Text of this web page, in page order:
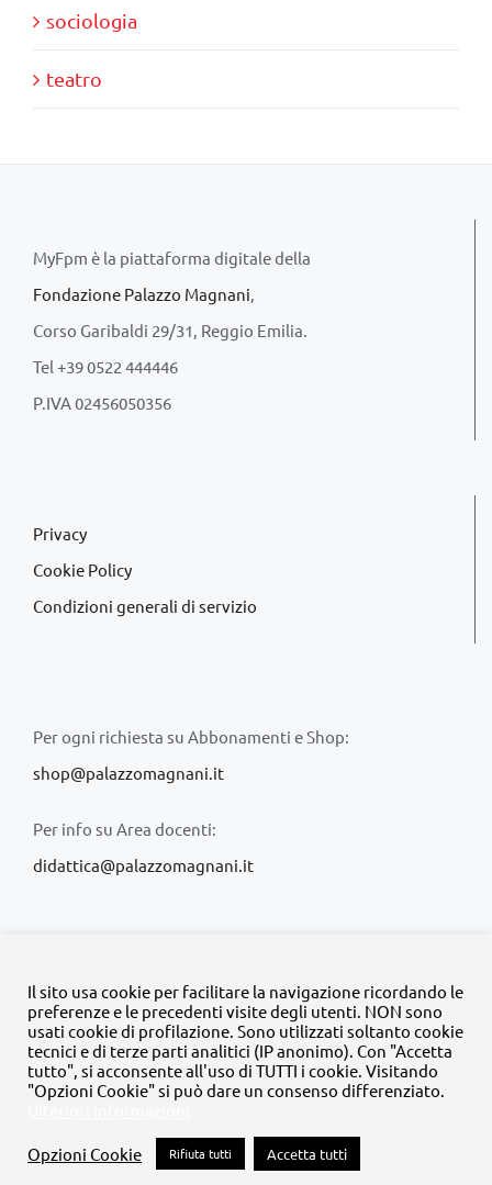
sociologia
teatro
MyFpm è la piattaforma digitale della
Fondazione Palazzo Magnani,
Corso Garibaldi 29/31, Reggio Emilia.
Tel +39 0522 444446
P.IVA 02456050356
Privacy
Cookie Policy
Condizioni generali di servizio
Per ogni richiesta su Abbonamenti e Shop:
shop@palazzomagnani.it
Per info su Area docenti:
didattica@palazzomagnani.it
© Copyright 2020 -2026 | Tutti i diritti riservati | MyFpm è un
progetto dellaFondazione Palazzo Magnani
FacebookInstagram
TwitterLinkedInYouTube
Il sito usa cookie per facilitare la navigazione ricordando le
preferenze e le precedenti visite degli utenti. NON sono
usati cookie di profilazione. Sono utilizzati soltanto cookie
tecnici e di terze parti analitici (IP anonimo). Con "Accetta
tutto", si acconsente all'uso di TUTTI i cookie. Visitando
"Opzioni Cookie" si può dare un consenso differenziato.
Opzioni Cookie Rifiuta tutti Accetta tutti